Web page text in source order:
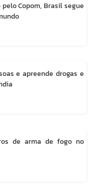
Copom, Brasil segue
e apreende drogas e
de arma de fogo no